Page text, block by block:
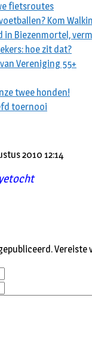
fietsroutes
Kom
in Biezenmortel,
hoe zit dat?
Vereniging 55+
twee honden!
toernooi
2010 12:14
Vereiste